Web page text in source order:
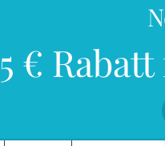
5 €